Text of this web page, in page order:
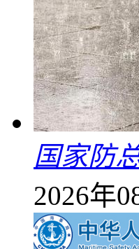
国家防
2026年